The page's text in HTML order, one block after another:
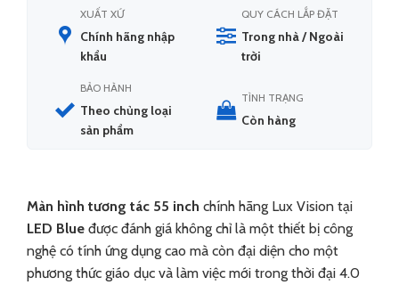
XUẤT XỨ
Chính hãng nhập
khẩu
QUY CÁCH LẮP ĐẶT
Trong nhà / Ngoài
trời
BẢO HÀNH
Theo chủng loại
sản phẩm
TÌNH TRẠNG
Còn hàng
Màn hình tương tác 55 inch chính hãng Lux Vision tại
LED Blue được đánh giá không chỉ là một thiết bị công
nghệ có tính ứng dụng cao mà còn đại diện cho một
phương thức giáo dục và làm việc mới trong thời đại 4.0